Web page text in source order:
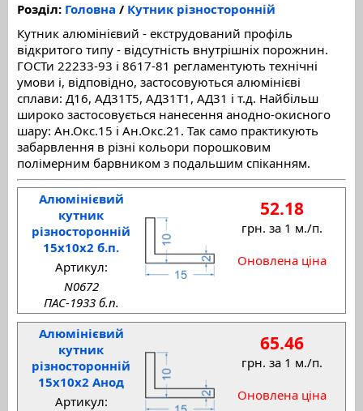
Розділ: Головна / Кутник різносторонній
Кутник алюмінієвий - екструдований профіль
відкритого типу - відсутність внутрішніх порожнин.
ГОСТи 22233-93 і 8617-81 регламентують технічні
умови і, відповідно, застосовуються алюмінієві
сплави: Д16, АД31Т5, АД31Т1, АД31 і т.д. Найбільш
широко застосовується нанесення анодно-окисного
шару: Ан.Окс.15 і Ан.Окс.21. Так само практикують
забарвлення в різні кольори порошковим
полімерним барвником з подальшим спіканням.
Алюмінієвий
кутник
різносторонній
15x10x2 б.п.
52.18
грн. за 1 м./п.
Оновлена ціна
Артикул:
N0672
ПАС-1933 б.п.
Алюмінієвий
кутник
різносторонній
15x10x2 Анод
65.46
грн. за 1 м./п.
Оновлена ціна
Артикул: